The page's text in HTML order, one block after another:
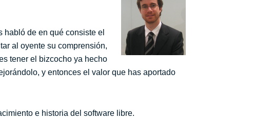
habló de en qué consiste el
al oyente su comprensión,
tener el bizcocho ya hecho
y entonces el valor que has aportado
e historia del software libre.